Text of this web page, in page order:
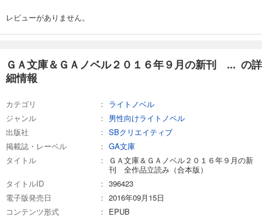
レビューがありません。
ＧＡ文庫＆ＧＡノベル２０１６年９月の新刊 ... の詳
細情報
カテゴリ
ライトノベル
ジャンル
男性向けライトノベル
出版社
SBクリエイティブ
掲載誌・レーベル
GA文庫
タイトル
ＧＡ文庫＆ＧＡノベル２０１６年９月の新
刊 全作品立読み（合本版）
タイトルID
396423
電子版発売日
2016年09月15日
コンテンツ形式
EPUB